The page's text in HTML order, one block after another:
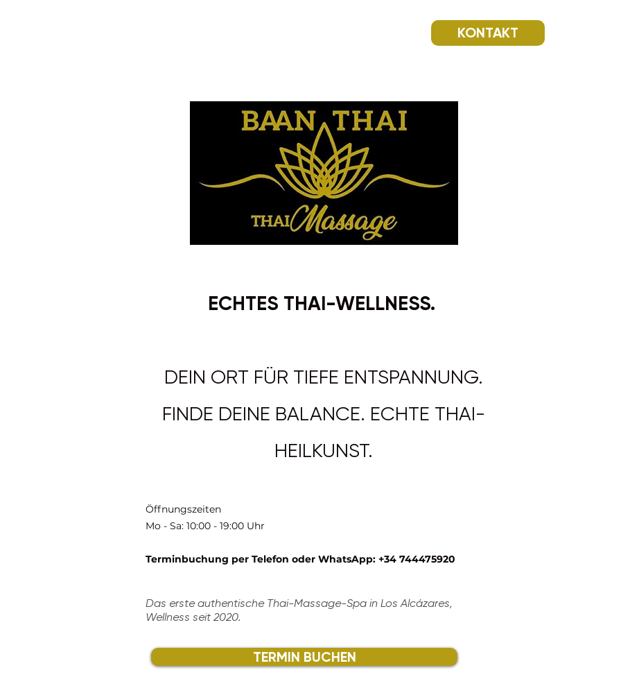
ECHTES THAI-WELLNESS.
DEIN ORT FÜR TIEFE ENTSPANNUNG.
FINDE DEINE BALANCE. ECHTE THAI-
HEILKUNST.
Öffnungszeiten
Mo - Sa: 10:00 - 19:00 Uhr
Terminbuchung per Telefon oder WhatsApp: +34 744475920
Das erste authentische Thai-Massage-Spa in Los Alcázares,
Wellness seit 2020.
TERMIN BUCHEN
KONTAKT